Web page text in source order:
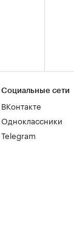
Социальные сети
ВКонтакте
Одноклассники
Telegram